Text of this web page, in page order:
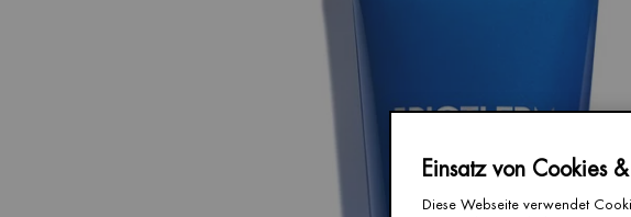
Einsatz von Cookies
Diese Webseite verwendet